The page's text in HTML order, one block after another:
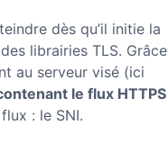
dès qu’il initie la
librairies TLS. Grâce
au serveur visé (ici
le flux HTTPS
: le SNI.